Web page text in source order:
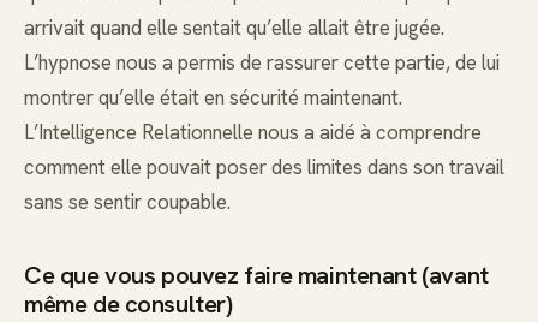
arrivait quand elle sentait qu’elle allait être jugée.
L’hypnose nous a permis de rassurer cette partie, de lui
montrer qu’elle était en sécurité maintenant.
L’Intelligence Relationnelle nous a aidé à comprendre
comment elle pouvait poser des limites dans son travail
sans se sentir coupable.
Ce que vous pouvez faire maintenant (avant
même de consulter)